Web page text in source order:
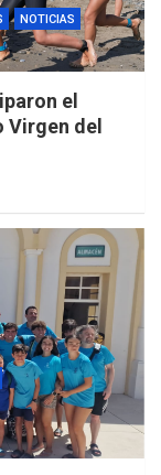
NOTICIAS
el
Virgen del